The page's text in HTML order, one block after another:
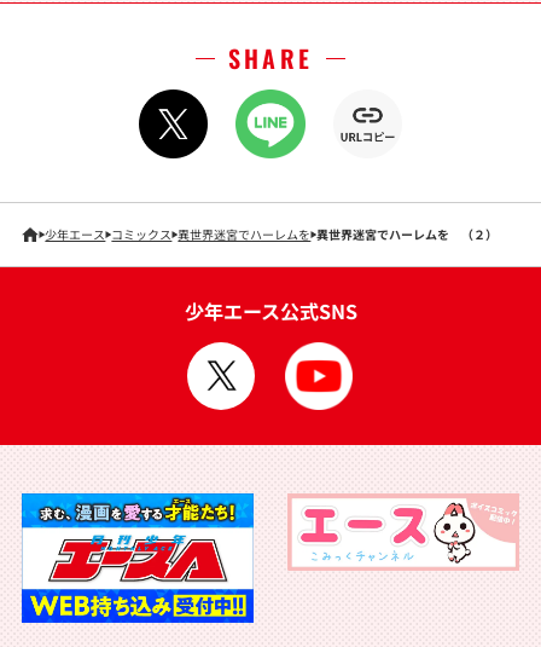
SHARE
少年エース コミックス 異世界迷宮でハーレムを 異世界迷宮でハーレムを （２）
少年エース公式SNS